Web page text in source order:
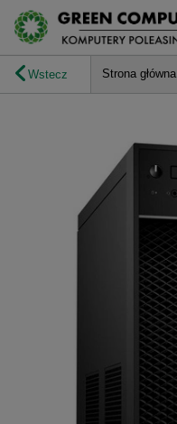
Wstecz Strona główna